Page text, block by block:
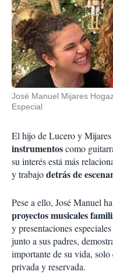
José Manuel Mijares
Especial
El hijo de Lucero y Mijares
instrumentoscomo
su interés está más
y trabajodetrás de
Pese a ello, José Manuel
proyectos musicales
y presentaciones
junto a sus padres,
importante de su vida,
privada y reservada.